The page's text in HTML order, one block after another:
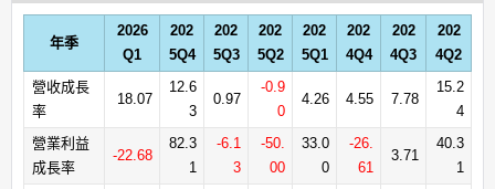
年季
2026
Q1
202
5Q4
202
5Q3
202
5Q2
202
5Q1
202
4Q4
202
4Q3
202
4Q2
營收成長
率
18.07
12.6
3
0.97
-0.9
0
4.26 4.55 7.78
15.2
4
營業利益
成長率
-22.68
82.3
1
-6.1
3
-50.
00
33.0
0
-26.
61
3.71
40.3
1